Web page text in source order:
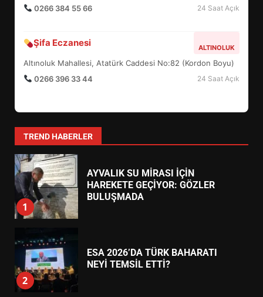
0266 384 55 66
24 Saat Açık
Şifa Eczanesi ALTINOLUK
Altınoluk Mahallesi, Atatürk Caddesi No:82 (Kordon Boyu)
0266 396 33 44
24 Saat Açık
TREND HABERLER
6
TURNUVASI KAYITLARI NEYİ
DEĞİŞTİRİYOR?
7
YENİ YÖNETİM NASIL
1
AYVALIK SU MİRASI İÇİN
HAREKETE GEÇİYOR: GÖZLER
BULUŞMADA
2
ESA 2026’DA TÜRK BAHARATI
NEYİ TEMSİL ETTİ?